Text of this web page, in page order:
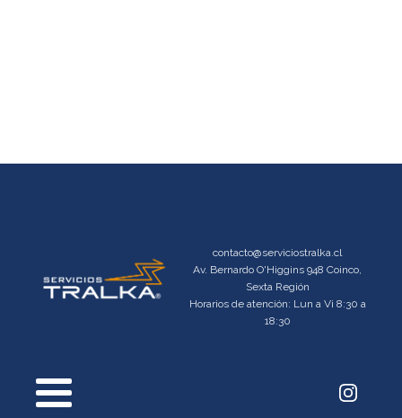
contacto@serviciostralka.cl
Av. Bernardo O'Higgins 948 Coinco,
Sexta Región
Horarios de atención: Lun a Vi 8:30 a
18:30